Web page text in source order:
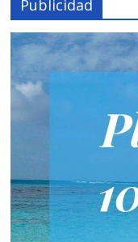
Publicidad